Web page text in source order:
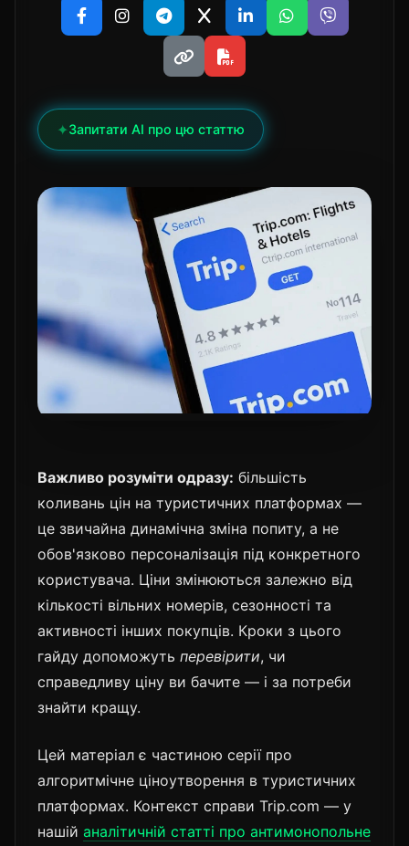
✦Запитати AI про цю статтю
Важливо розуміти одразу: більшість
коливань цін на туристичних платформах —
це звичайна динамічна зміна попиту, а не
обов'язково персоналізація під конкретного
користувача. Ціни змінюються залежно від
кількості вільних номерів, сезонності та
активності інших покупців. Кроки з цього
гайду допоможуть перевірити, чи
справедливу ціну ви бачите — і за потреби
знайти кращу.
Цей матеріал є частиною серії про
алгоритмічне ціноутворення в туристичних
платформах. Контекст справи Trip.com — у
нашій аналітичній статті про антимонопольне